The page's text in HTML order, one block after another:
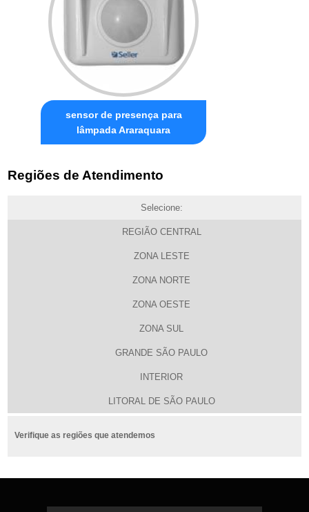
sensor de presença para
lâmpada Araraquara
Regiões de Atendimento
Selecione:
REGIÃO CENTRAL
ZONA LESTE
ZONA NORTE
ZONA OESTE
ZONA SUL
GRANDE SÃO PAULO
INTERIOR
LITORAL DE SÃO PAULO
Verifique as regiões que atendemos